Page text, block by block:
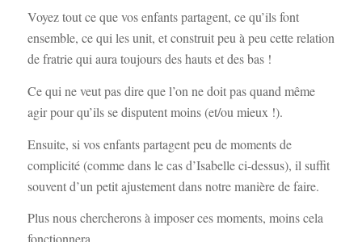
Voyez tout ce que vos enfants partagent, ce qu’ils font
ensemble, ce qui les unit, et construit peu à peu cette relation
de fratrie qui aura toujours des hauts et des bas !
Ce qui ne veut pas dire que l’on ne doit pas quand même
agir pour qu’ils se disputent moins (et/ou mieux !).
Ensuite, si vos enfants partagent peu de moments de
complicité (comme dans le cas d’Isabelle ci-dessus), il suffit
souvent d’un petit ajustement dans notre manière de faire.
Plus nous chercherons à imposer ces moments, moins cela
fonctionnera.